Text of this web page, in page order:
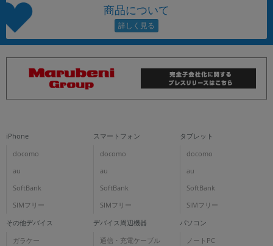
商品について
iPhone
docomo
au
SoftBank
SIMフリー
スマートフォン
docomo
au
SoftBank
SIMフリー
タブレット
docomo
au
SoftBank
SIMフリー
その他デバイス
ガラケー
デバイス周辺機器
通信・充電ケーブル
パソコン
ノートPC